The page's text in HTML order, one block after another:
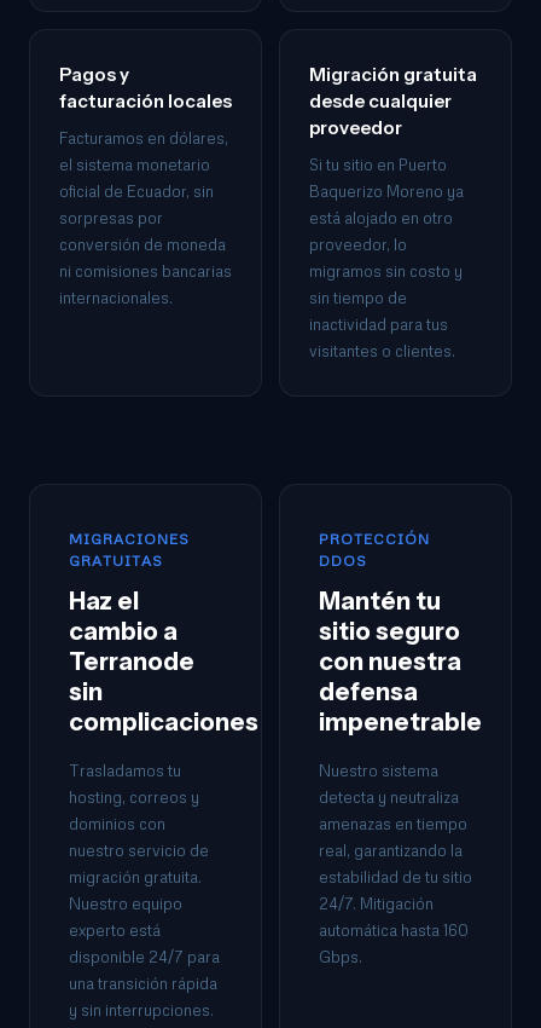
Pagos y
facturación locales
Facturamos en dólares,
el sistema monetario
oficial de Ecuador, sin
sorpresas por
conversión de moneda
ni comisiones bancarias
internacionales.
Migración gratuita
desde cualquier
proveedor
Si tu sitio en Puerto
Baquerizo Moreno ya
está alojado en otro
proveedor, lo
migramos sin costo y
sin tiempo de
inactividad para tus
visitantes o clientes.
MIGRACIONES
GRATUITAS
Haz el
cambio a
Terranode
sin
complicaciones
Trasladamos tu
hosting, correos y
dominios con
nuestro servicio de
migración gratuita.
Nuestro equipo
experto está
disponible 24/7 para
una transición rápida
y sin interrupciones.
PROTECCIÓN
DDOS
Mantén tu
sitio seguro
con nuestra
defensa
impenetrable
Nuestro sistema
detecta y neutraliza
amenazas en tiempo
real, garantizando la
estabilidad de tu sitio
24/7. Mitigación
automática hasta 160
Gbps.